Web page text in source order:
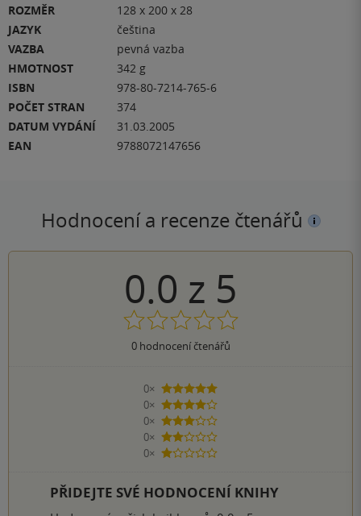
ROZMĚR
128 x 200 x 28
JAZYK
čeština
VAZBA
pevná vazba
HMOTNOST
342 g
ISBN
978-80-7214-765-6
POČET STRAN
374
DATUM VYDÁNÍ
31.03.2005
EAN
9788072147656
Hodnocení a recenze čtenářů
0.0 z 5
0hodnocení čtenářů
0×
5 hvězdiček
0×
4 hvězdičky
0×
3 hvězdičky
0×
2 hvězdičky
0×
1 hvezdička
PŘIDEJTE SVÉ HODNOCENÍ KNIHY